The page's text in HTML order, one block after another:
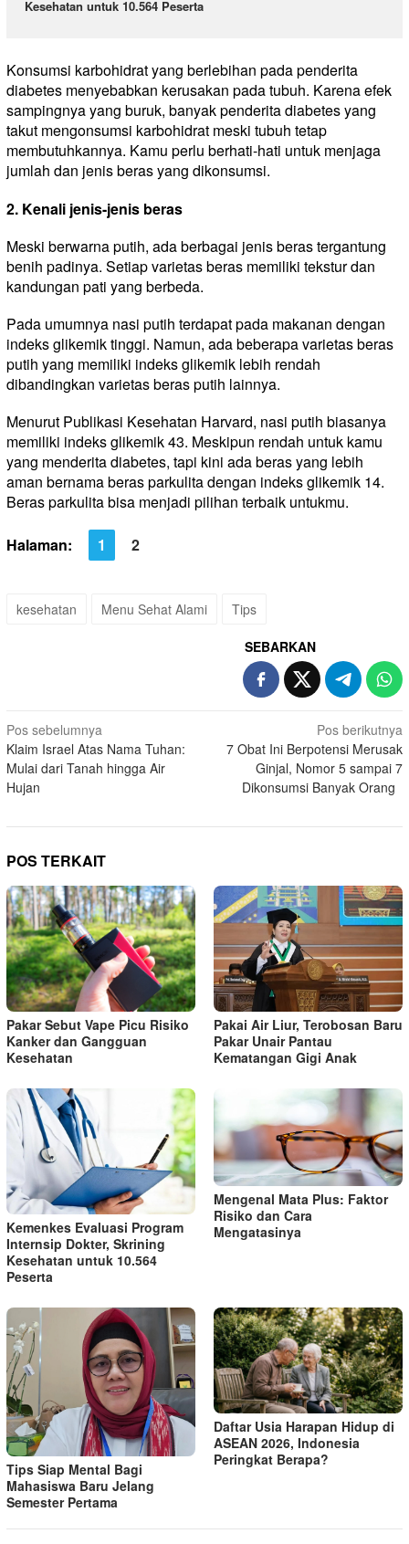
Kesehatan untuk 10.564 Peserta
Konsumsi karbohidrat yang berlebihan pada penderita
diabetes menyebabkan kerusakan pada tubuh. Karena efek
sampingnya yang buruk, banyak penderita diabetes yang
takut mengonsumsi karbohidrat meski tubuh tetap
membutuhkannya. Kamu perlu berhati-hati untuk menjaga
jumlah dan jenis beras yang dikonsumsi.
2. Kenali jenis-jenis beras
Meski berwarna putih, ada berbagai jenis beras tergantung
benih padinya. Setiap varietas beras memiliki tekstur dan
kandungan pati yang berbeda.
Pada umumnya nasi putih terdapat pada makanan dengan
indeks glikemik tinggi. Namun, ada beberapa varietas beras
putih yang memiliki indeks glikemik lebih rendah
dibandingkan varietas beras putih lainnya.
Menurut Publikasi Kesehatan Harvard, nasi putih biasanya
memiliki indeks glikemik 43. Meskipun rendah untuk kamu
yang menderita diabetes, tapi kini ada beras yang lebih
aman bernama beras parkulita dengan indeks glikemik 14.
Beras parkulita bisa menjadi pilihan terbaik untukmu.
Halaman: 1 2
kesehatan Menu Sehat Alami Tips
SEBARKAN
Navigasi
pos
Pos sebelumnya
Klaim Israel Atas Nama Tuhan:
Mulai dari Tanah hingga Air
Hujan
Pos berikutnya
7 Obat Ini Berpotensi Merusak
Ginjal, Nomor 5 sampai 7
Dikonsumsi Banyak Orang
POS TERKAIT
Pakar Sebut Vape Picu Risiko
Kanker dan Gangguan
Kesehatan
Pakai Air Liur, Terobosan Baru
Pakar Unair Pantau
Kematangan Gigi Anak
Kemenkes Evaluasi Program
Internsip Dokter, Skrining
Kesehatan untuk 10.564
Peserta
Mengenal Mata Plus: Faktor
Risiko dan Cara
Mengatasinya
Tips Siap Mental Bagi
Mahasiswa Baru Jelang
Semester Pertama
Daftar Usia Harapan Hidup di
ASEAN 2026, Indonesia
Peringkat Berapa?